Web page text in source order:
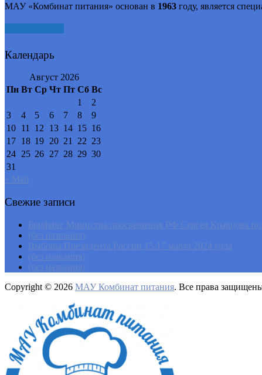
МАУ «Комбинат питания» основан в 1963 году, является
Календарь
Август 2026
Пн Вт Ср Чт Пт Сб Вс
1
2
3
4 5 6 7 8
9
10 11 12 13 14 15 16
17 18 19 20 21 22 23
24 25 26 27 28 29 30
31
« Май
Свежие записи
Брифинг Министра просвещения РФ Сергея Кравцова по
(без названия)
Выборы Президента России 15-17 марта 2024 года
(без названия)
(без названия)
Copyright © 2026 МАУ Комбинат питания. Все права